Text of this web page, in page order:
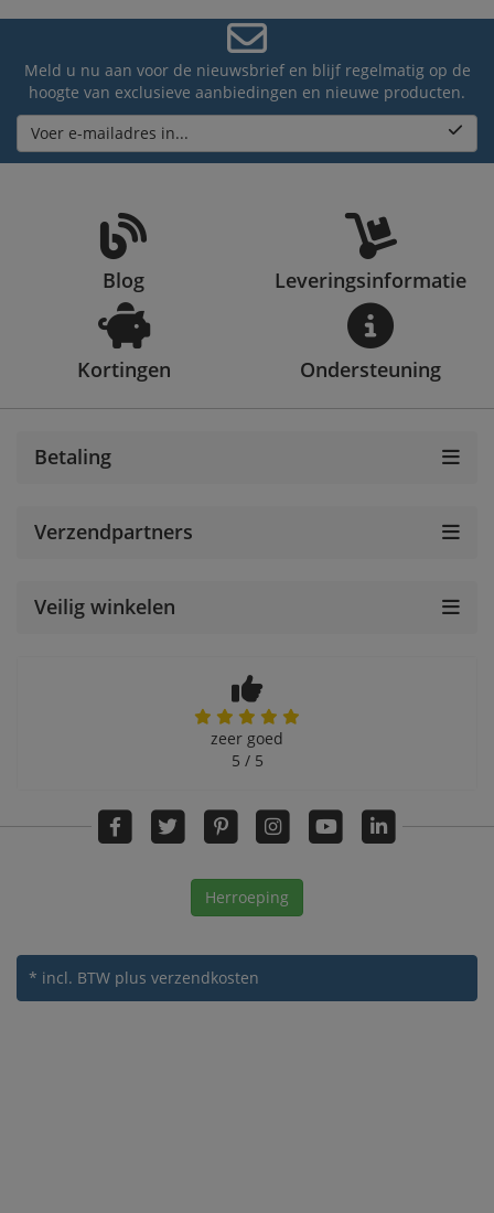
Meld u nu aan voor de nieuwsbrief en blijf regelmatig op de
hoogte van exclusieve aanbiedingen en nieuwe producten.
Voer e-mailadres in...
Blog Leveringsinformatie
Kortingen Ondersteuning
Betaling
Verzendpartners
Veilig winkelen
zeer goed
5 / 5
Herroeping
* incl. BTW plus verzendkosten